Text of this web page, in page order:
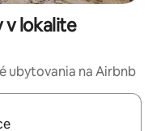
v lokalite
ubytovania na Airbnb
si ich prechádzať